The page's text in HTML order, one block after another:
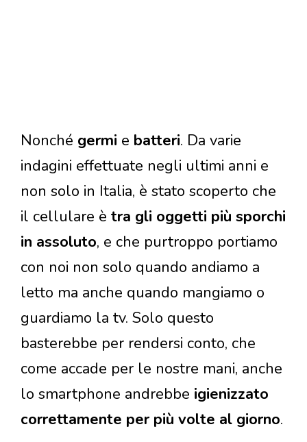
Nonché germi e batteri. Da varie
indagini effettuate negli ultimi anni e
non solo in Italia, è stato scoperto che
il cellulare è tra gli oggetti più sporchi
in assoluto, e che purtroppo portiamo
con noi non solo quando andiamo a
letto ma anche quando mangiamo o
guardiamo la tv. Solo questo
basterebbe per rendersi conto, che
come accade per le nostre mani, anche
lo smartphone andrebbe igienizzato
correttamente per più volte al giorno.